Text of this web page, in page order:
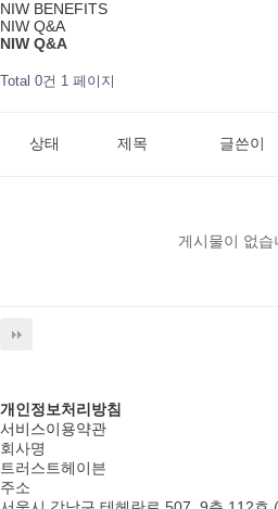
NIW BENEFITS
NIW Q&A
NIW Q&A
Total 0건 1 페이지
상태 제목 글쓴이
게시물이 없습
개인정보처리방침
서비스이용약관
회사명
트러스트헤이븐
주소